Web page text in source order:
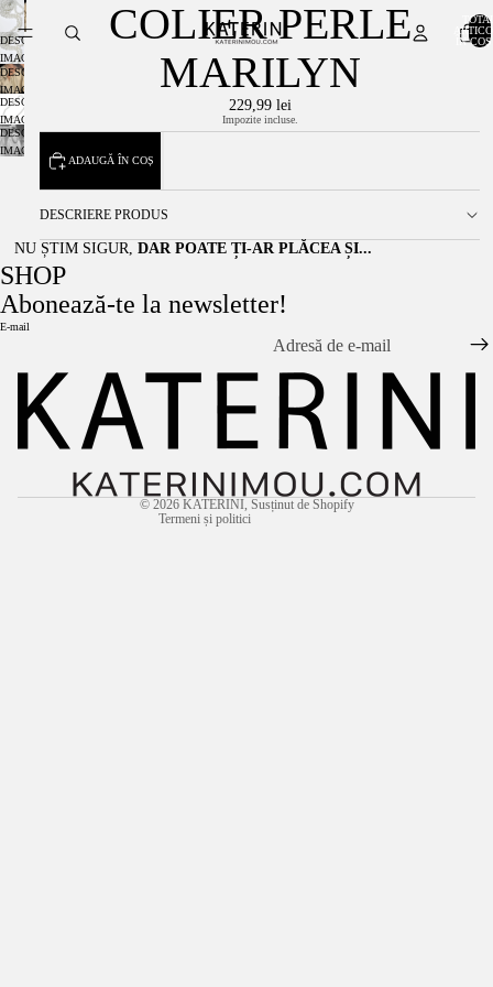
ÎN
DESCHIDE
IMAGINEA
ÎN
MODUL
ECRAN
COMPLET
DESCHIDE
IMAGINEA
ÎN
MODUL
ECRAN
COMPLET
DESCHIDE
IMAGINEA
ÎN
MODUL
COMPLET
DESCHIDE
IMAGINEA
COMPLET
COLIER PERLE
MARILYN
229,99 lei
Impozite incluse.
ADAUGĂ ÎN COȘ
DESCRIERE PRODUS
NU ȘTIM SIGUR, DAR POATE ȚI-AR PLĂCEA ȘI...
SHOP
Abonează-te la newsletter!
E-mail
© 2026 KATERINI, Susținut de Shopify
Termeni și politici
Politica de rambursare
Politica de confidențialitate
Termeni de utilizare